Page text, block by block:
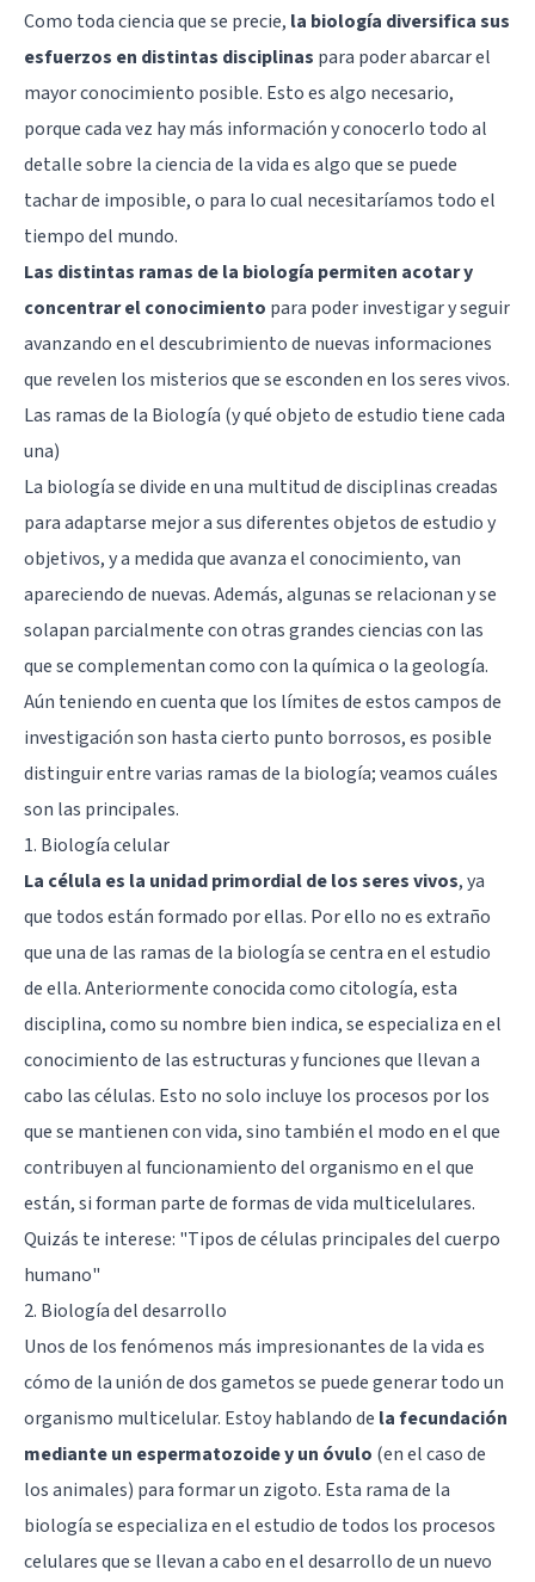
Como toda ciencia que se precie, la biología diversifica sus
esfuerzos en distintas disciplinas para poder abarcar el
mayor conocimiento posible. Esto es algo necesario,
porque cada vez hay más información y conocerlo todo al
detalle sobre la ciencia de la vida es algo que se puede
tachar de imposible, o para lo cual necesitaríamos todo el
tiempo del mundo.
Las distintas ramas de la biología permiten acotar y
concentrar el conocimiento para poder investigar y seguir
avanzando en el descubrimiento de nuevas informaciones
que revelen los misterios que se esconden en los seres vivos.
Las ramas de la Biología (y qué objeto de estudio tiene cada
una)
La biología se divide en una multitud de disciplinas creadas
para adaptarse mejor a sus diferentes objetos de estudio y
objetivos, y a medida que avanza el conocimiento, van
apareciendo de nuevas. Además, algunas se relacionan y se
solapan parcialmente con otras grandes ciencias con las
que se complementan como con la química o la geología.
Aún teniendo en cuenta que los límites de estos campos de
investigación son hasta cierto punto borrosos, es posible
distinguir entre varias ramas de la biología; veamos cuáles
son las principales.
1. Biología celular
La célula es la unidad primordial de los seres vivos, ya
que todos están formado por ellas. Por ello no es extraño
que una de las ramas de la biología se centra en el estudio
de ella. Anteriormente conocida como citología, esta
disciplina, como su nombre bien indica, se especializa en el
conocimiento de las estructuras y funciones que llevan a
cabo las células. Esto no solo incluye los procesos por los
que se mantienen con vida, sino también el modo en el que
contribuyen al funcionamiento del organismo en el que
están, si forman parte de formas de vida multicelulares.
Quizás te interese: "Tipos de células principales del cuerpo
humano"
2. Biología del desarrollo
Unos de los fenómenos más impresionantes de la vida es
cómo de la unión de dos gametos se puede generar todo un
organismo multicelular. Estoy hablando de la fecundación
mediante un espermatozoide y un óvulo (en el caso de
los animales) para formar un zigoto. Esta rama de la
biología se especializa en el estudio de todos los procesos
celulares que se llevan a cabo en el desarrollo de un nuevo